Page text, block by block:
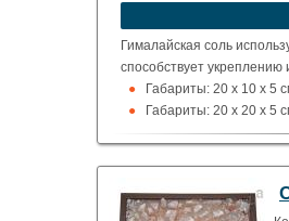
Гималайская соль
способствует
Габариты: 20 x 10 x 5
Габариты: 20 x 20 x 5